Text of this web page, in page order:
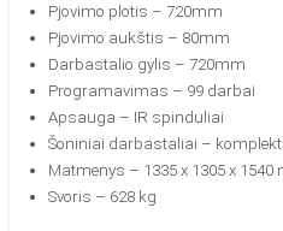
Pjovimo plotis – 720mm
Pjovimo aukštis – 80mm
Darbastalio gylis – 720mm
Programavimas – 99 darbai
Apsauga – IR spinduliai
Šoniniai darbastaliai –
Matmenys – 1335 x 1305 x 1540
Svoris – 628 kg